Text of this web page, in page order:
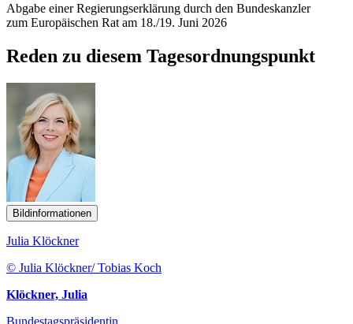
Abgabe einer Regierungserklärung durch den Bundeskanzler
zum Europäischen Rat am 18./19. Juni 2026
Reden zu diesem Tagesordnungspunkt
Bildinformationen
Julia Klöckner
© Julia Klöckner/ Tobias Koch
Klöckner, Julia
Bundestagspräsidentin